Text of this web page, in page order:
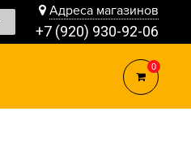
Адреса магазинов
+7 (920) 930-92-06
0